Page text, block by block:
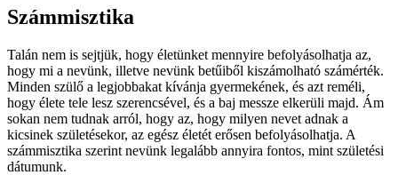
Számmisztika
Talán nem is sejtjük, hogy életünket mennyire befolyásolhatja az,
hogy mi a nevünk, illetve nevünk betűiből kiszámolható számérték.
Minden szülő a legjobbakat kívánja gyermekének, és azt reméli,
hogy élete tele lesz szerencsével, és a baj messze elkerüli majd. Ám
sokan nem tudnak arról, hogy az, hogy milyen nevet adnak a
kicsinek születésekor, az egész életét erősen befolyásolhatja. A
számmisztika szerint nevünk legalább annyira fontos, mint születési
dátumunk.